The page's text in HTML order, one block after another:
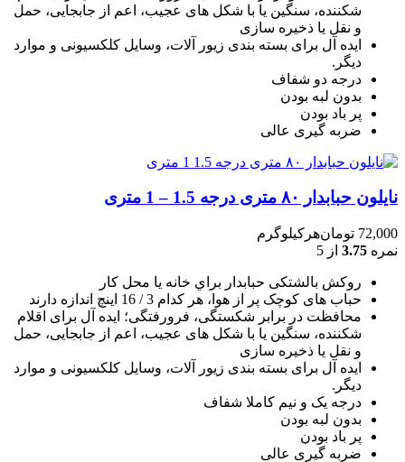
شکننده، سنگين يا با شکل های عجيب، اعم از جابجايی، حمل
و نقل يا ذخيره سازی
ایده آل برای بسته بندی زیور آلات، وسایل کلکسیونی و موارد
دیگر.
درجه دو شفاف
بدون لبه بودن
پر باد بودن
ضربه گیری عالی
نایلون حبابدار ۸۰ متری درجه 1.5 – 1 متری
72,000 تومانهرکیلوگرم
نمره 3.75 از 5
روکش بالشتکی حبابدار براي خانه يا محل کار
حباب های کوچک پر از هوا، هر کدام 3 / 16 اينچ اندازه دارند
محافظت در برابر شکستگی، فرورفتگی؛ ايده آل برای اقلام
شکننده، سنگين يا با شکل های عجيب، اعم از جابجايی، حمل
و نقل يا ذخيره سازی
ایده آل برای بسته بندی زیور آلات، وسایل کلکسیونی و موارد
دیگر.
درجه یک و نیم کاملا شفاف
بدون لبه بودن
پر باد بودن
ضربه گیری عالی